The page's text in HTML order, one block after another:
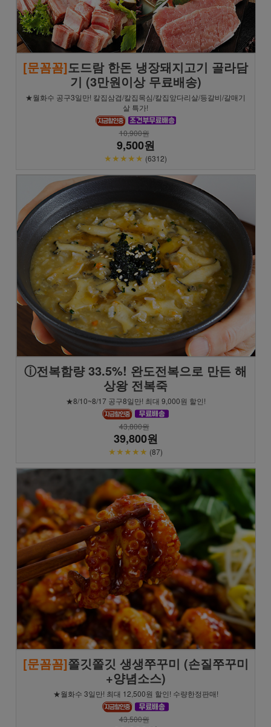
[문꼼꼼]도드람 한돈 냉장돼지고기 골라담
기 (3만원이상 무료배송)
★월화수 공구3일만! 칼집삼겹/칼집목심/칼집앞다리살/등갈비/갈매기
살 특가!
10,900원
9,500원
★★★★★ (6312)
ⓘ전복함량 33.5%! 완도전복으로 만든 해
상왕 전복죽
★8/10~8/17 공구8일만! 최대 9,000원 할인!
43,800원
39,800원
★★★★★ (87)
[문꼼꼼]쫄깃쫄깃 생생쭈꾸미 (손질쭈꾸미
+양념소스)
★월화수 3일만! 최대 12,500원 할인! 수량한정판매!
43,500원